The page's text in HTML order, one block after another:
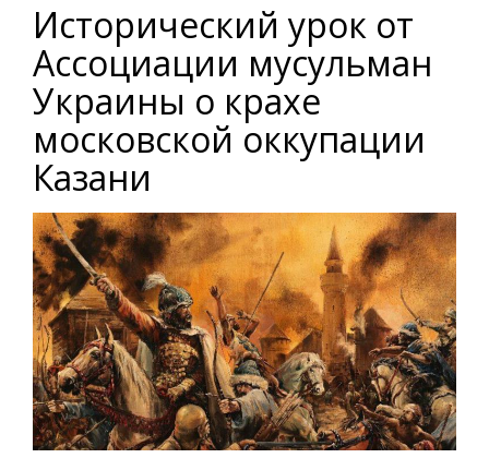
Исторический урок от
Ассоциации мусульман
Украины о крахе
московской оккупации
Казани